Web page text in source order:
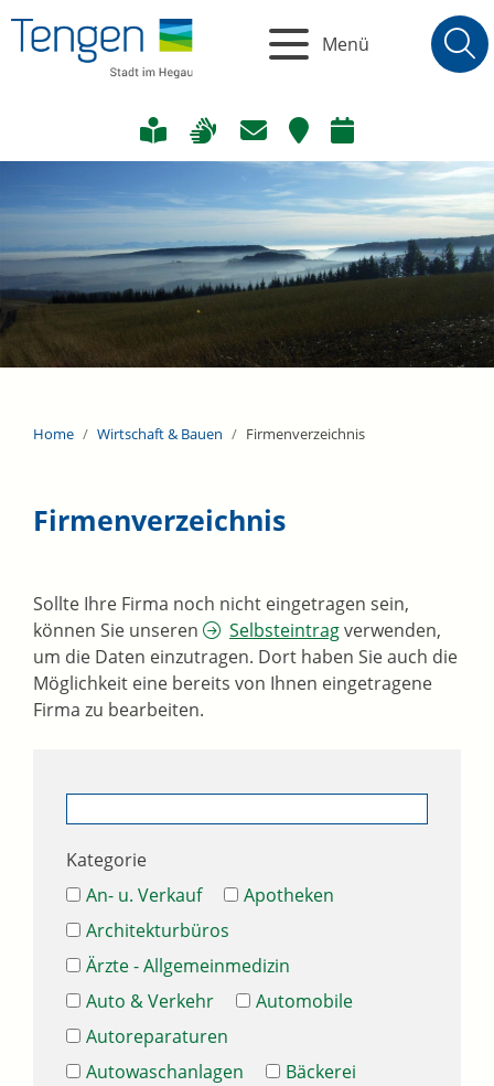
Menü
Home Wirtschaft & Bauen Firmenverzeichnis
Firmenverzeichnis
Sollte Ihre Firma noch nicht eingetragen sein,
können Sie unseren
Selbsteintragverwenden,
um die Daten einzutragen. Dort haben Sie auch die
Möglichkeit eine bereits von Ihnen eingetragene
Firma zu bearbeiten.
Kategorie
An- u. Verkauf
Apotheken
Architekturbüros
Ärzte - Allgemeinmedizin
Auto & Verkehr
Automobile
Autoreparaturen
Autowaschanlagen
Bäckerei